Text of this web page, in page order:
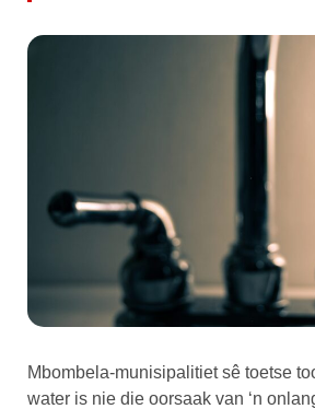
Mbombela-munisipalitiet sê toetse
water is nie die oorsaak van ‘n